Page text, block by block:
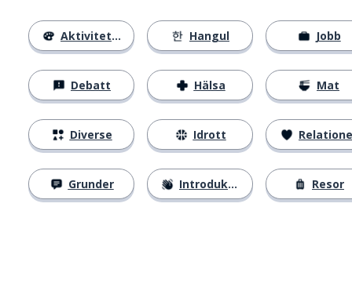
Aktiviteter
Debatt
Diverse
Grunder
Hangul
Hälsa
Idrott
Introduktion
Jobb
Mat
Resor